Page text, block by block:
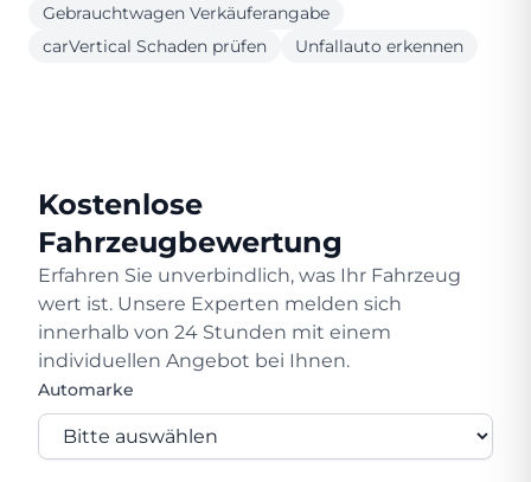
Gebrauchtwagen Verkäuferangabe
carVertical Schaden prüfen
Unfallauto erkennen
Kostenlose
Fahrzeugbewertung
Erfahren Sie unverbindlich, was Ihr Fahrzeug
wert ist. Unsere Experten melden sich
innerhalb von 24 Stunden mit einem
individuellen Angebot bei Ihnen.
Automarke